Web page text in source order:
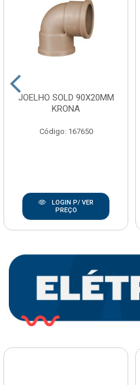
JOELHO SOLD 90X20MM
KRONA
Código: 167650
LOGIN P/ VER
PREÇO